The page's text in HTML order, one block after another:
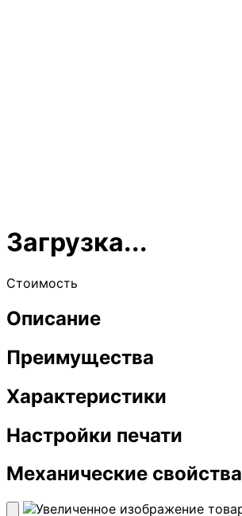
Загрузка...
Стоимость
Описание
Преимущества
Характеристики
Настройки печати
Механические свойства